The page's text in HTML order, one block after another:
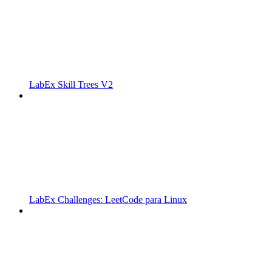
LabEx Skill Trees V2
LabEx Challenges: LeetCode para Linux